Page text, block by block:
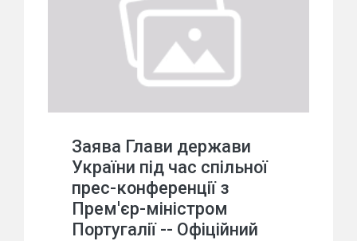
Заява Глави держави
України під час спільної
прес-конференції з
Прем'єр-міністром
Португалії -- Офіційний